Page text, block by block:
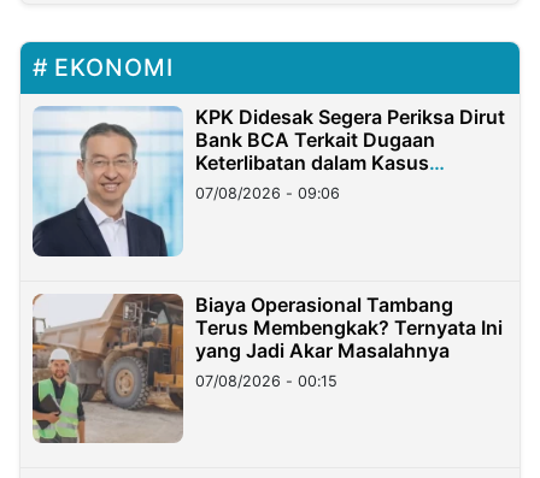
EKONOMI
KPK Didesak Segera Periksa Dirut
Bank BCA Terkait Dugaan
Keterlibatan dalam Kasus
Hilangnya Dana Nasabah Rp2,58
Miliar
07/08/2026 - 09:06
Biaya Operasional Tambang
Terus Membengkak? Ternyata Ini
yang Jadi Akar Masalahnya
07/08/2026 - 00:15